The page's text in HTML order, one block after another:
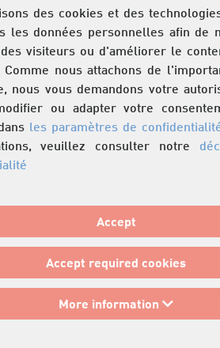
des cookies et des
les données personnelles afin de
visiteurs ou d'améliorer le
Comme nous attachons de
nous vous demandons votre
ou adapter votre
les paramètres de
veuillez consulter notre
Accept
Accept required cookies
More information
œuvre/ Eléments de linteaux